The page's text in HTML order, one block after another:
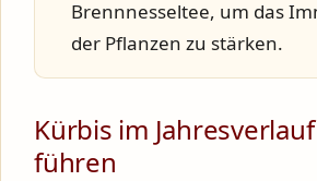
Brennnesseltee, um das
der Pflanzen zu stärken.
Kürbis im
führen